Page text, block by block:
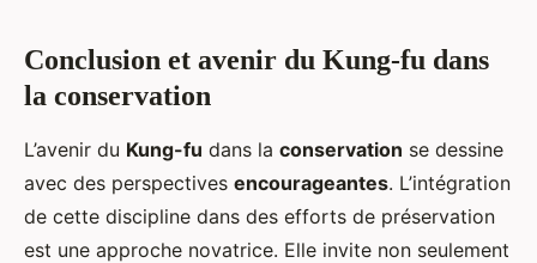
Conclusion et avenir du Kung-fu dans
la conservation
L’avenir du Kung-fu dans la conservation se dessine
avec des perspectives encourageantes. L’intégration
de cette discipline dans des efforts de préservation
est une approche novatrice. Elle invite non seulement